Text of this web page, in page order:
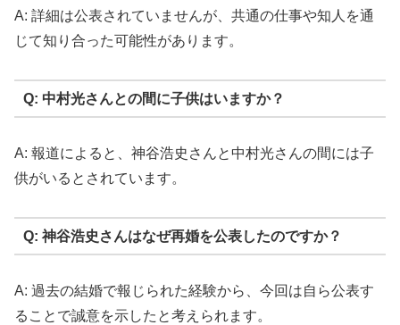
A: 詳細は公表されていませんが、共通の仕事や知人を通
じて知り合った可能性があります。
Q: 中村光さんとの間に子供はいますか？
A: 報道によると、神谷浩史さんと中村光さんの間には子
供がいるとされています。
Q: 神谷浩史さんはなぜ再婚を公表したのですか？
A: 過去の結婚で報じられた経験から、今回は自ら公表す
ることで誠意を示したと考えられます。